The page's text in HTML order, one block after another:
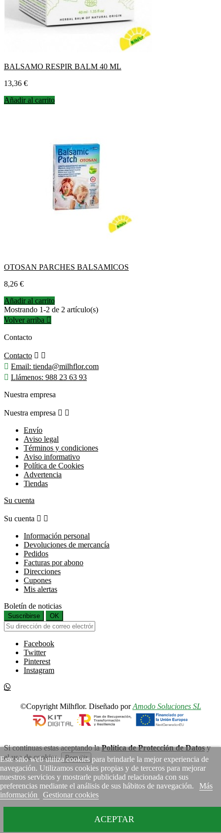
Este sitio web utiliza cookies para brindarle la mejor experiencia de
navegación. Utilizamos cookies propias y de terceros para mejorar
nuestros servicios y mostrarle publicidad relacionada con sus
preferencias mediante el análisis de sus hábitos de navegación.
Más
información
Gestionar cookies
ACEPTAR
BALSAMO RESPIR BALM 40 ML
Precio
13,36 €
Añadir al carrito
OTOSAN PARCHES BALSAMICOS
Precio
8,26 €
Añadir al carrito
Mostrando 1-2 de 2 artículo(s)
Volver arriba 
Contacto
Contacto  
 Email: tienda@milhflor.com
 Llámenos: 988 23 63 93
Nuestra empresa
Nuestra empresa  
Envío
Aviso legal
Términos y condiciones
Aviso informativo
Política de Cookies
Advertencia
Tiendas
Su cuenta
Su cuenta  
Información personal
Devoluciones de mercancía
Pedidos
Facturas por abono
Direcciones
Cupones
Mis alertas
Boletín de noticias
Suscribirse OK
Facebook
Twitter
Pinterest
Instagram
©Copyright Milhflor. Diseñado porAmodo Soluciones SL
Si continuas estas aceptando laPolítica de Protección de Datosy
el uso de cookies.
Permitir